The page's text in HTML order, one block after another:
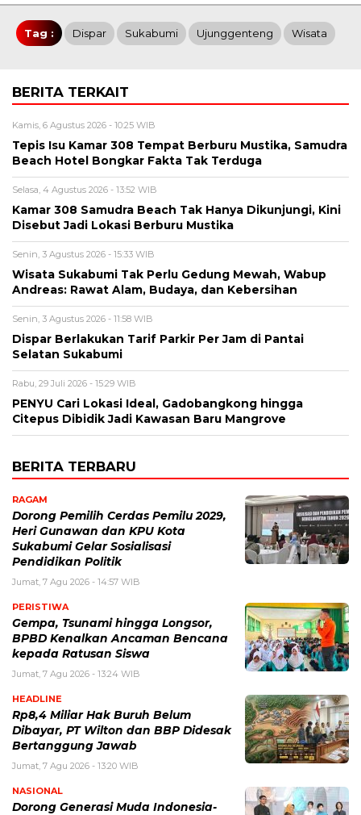
Tag : Dispar Sukabumi Ujunggenteng Wisata
BERITA TERKAIT
Kamis, 6 Agustus 2026 - 10:25 WIB
Tepis Isu Kamar 308 Tempat Berburu Mustika, Samudra
Beach Hotel Bongkar Fakta Tak Terduga
Selasa, 4 Agustus 2026 - 13:52 WIB
Kamar 308 Samudra Beach Tak Hanya Dikunjungi, Kini
Disebut Jadi Lokasi Berburu Mustika
Senin, 3 Agustus 2026 - 15:33 WIB
Wisata Sukabumi Tak Perlu Gedung Mewah, Wabup
Andreas: Rawat Alam, Budaya, dan Kebersihan
Senin, 3 Agustus 2026 - 11:58 WIB
Dispar Berlakukan Tarif Parkir Per Jam di Pantai
Selatan Sukabumi
Rabu, 29 Juli 2026 - 15:29 WIB
PENYU Cari Lokasi Ideal, Gadobangkong hingga
Citepus Dibidik Jadi Kawasan Baru Mangrove
BERITA TERBARU
RAGAM
Dorong Pemilih Cerdas Pemilu 2029,
Heri Gunawan dan KPU Kota
Sukabumi Gelar Sosialisasi
Pendidikan Politik
Jumat, 7 Agu 2026 - 14:57 WIB
PERISTIWA
Gempa, Tsunami hingga Longsor,
BPBD Kenalkan Ancaman Bencana
kepada Ratusan Siswa
Jumat, 7 Agu 2026 - 13:24 WIB
HEADLINE
Rp8,4 Miliar Hak Buruh Belum
Dibayar, PT Wilton dan BBP Didesak
Bertanggung Jawab
Jumat, 7 Agu 2026 - 13:20 WIB
NASIONAL
Dorong Generasi Muda Indonesia-